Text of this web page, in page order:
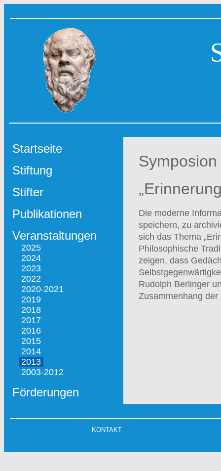
Startseite
Stiftung
Stifter
Publikationen
Veranstaltungen
2025
2024
2023
2022
2020-2021
2019
2018
2017
2016
2015
2014
2013
2003-2012
Förderungen
Die moderne
speichern, zu
sich das Thema
Philosophische
zeigen, dass
Rudolph Berlinger
Zusammenhang der
KONTAKT